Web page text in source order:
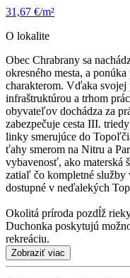
31,67 €/m²
O lokalite
Obec Chrabrany sa
okresného mesta, a
charakterom. Vďaka svojej
infraštruktúrou a trhom
obyvateľov dochádza za
zabezpečuje cesta III.
linky smerujúce do
ťahy smerom na Nitru a
vybavenosť, ako materská
zatiaľ čo kompletné služby
dostupné v neďalekých
Okolitá príroda pozdĺž
Duchonka poskytujú
rekreáciu.
Zobraziť viac